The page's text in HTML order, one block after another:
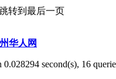
转到最后一页
华人网
0.028294 second(s), 16